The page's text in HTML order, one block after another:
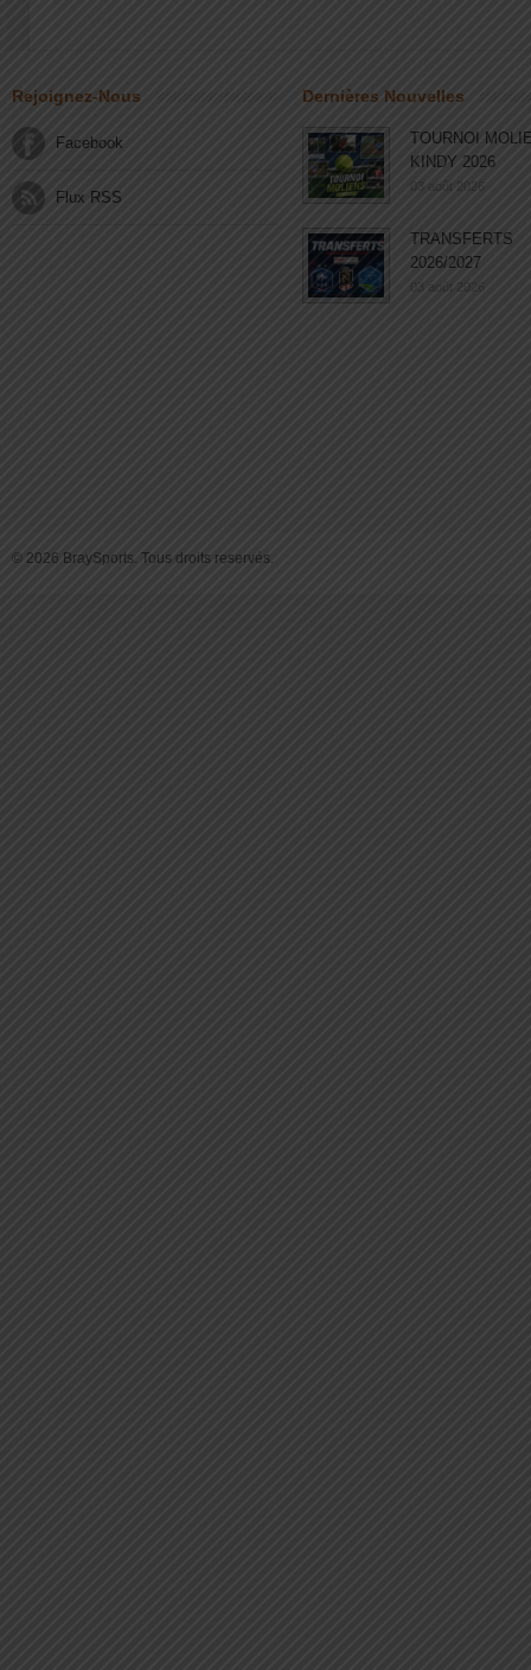
Rejoignez-Nous
Facebook
Flux RSS
Dernières Nouvelles
TOURNOI
KINDY 2026
03 août 2026
TRANSFERTS
2026/2027
03 août 2026
© 2026 BraySports. Tous droits reservés.